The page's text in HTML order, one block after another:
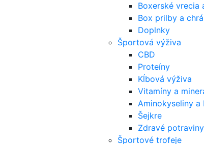
Boxerské vrecia
Box prilby a
Doplnky
Športová výživa
CBD
Proteíny
Kĺbová výživa
Vitamíny a
Aminokyseliny a
Šejkre
Zdravé potraviny
Športové trofeje